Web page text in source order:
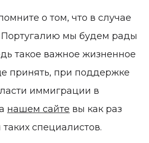
о том, что в случае
мы будем рады
такое важное жизненное
принять, при поддержке
иммиграции в
нашем сайте вы как раз
специалистов.